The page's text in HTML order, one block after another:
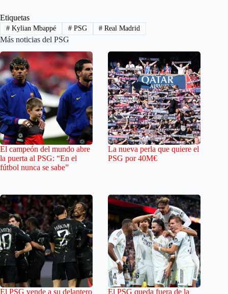
Etiquetas
#Kylian Mbappé #PSG # Real Madrid
Más noticias del PSG
El campeón del mundo abre
la puerta al PSG: “En el
fútbol nunca se sabe”
La nueva perla que quiere el
PSG por 40M€
El PSG vende a su delantero El PSG queda fuera de la